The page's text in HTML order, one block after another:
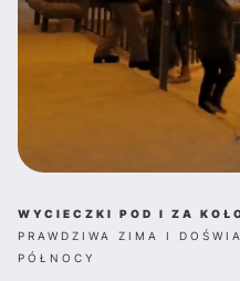
WYCIECZKI POD I ZA
PRAWDZIWA ZIMA I
PÓŁNOCY